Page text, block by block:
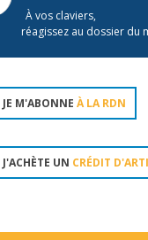
À vos claviers,
réagissez au dossier du
JE M'ABONNE À LA RDN
J'ACHÈTE UN CRÉDIT